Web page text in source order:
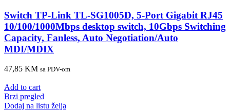
Switch TP-Link TL-SG1005D, 5-Port Gigabit RJ45
10/100/1000Mbps desktop switch, 10Gbps Switching
Capacity, Fanless, Auto Negotiation/Auto
MDI/MDIX
47,85 KM sa PDV-om
Add to cart
Brzi pregled
Dodaj na listu želja